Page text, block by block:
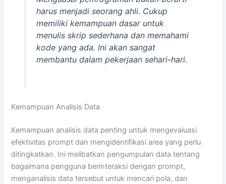
harus menjadi seorang ahli. Cukup
memiliki kemampuan dasar untuk
menulis skrip sederhana dan memahami
kode yang ada. Ini akan sangat
membantu dalam pekerjaan sehari-hari.
Kemampuan Analisis Data
Kemampuan analisis data penting untuk mengevaluasi
efektivitas prompt dan mengidentifikasi area yang perlu
ditingkatkan. Ini melibatkan pengumpulan data tentang
bagaimana pengguna berinteraksi dengan prompt,
menganalisis data tersebut untuk mencari pola, dan